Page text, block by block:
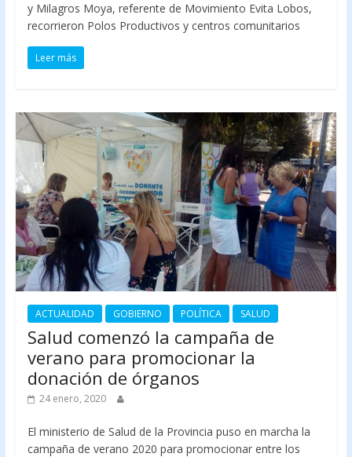
y Milagros Moya, referente de Movimiento Evita Lobos,
recorrieron Polos Productivos y centros comunitarios
Leer más
ACTUALIDAD GOBIERNO POLÍTICA SALUD
Salud comenzó la campaña de
verano para promocionar la
donación de órganos
24 enero, 2020
El ministerio de Salud de la Provincia puso en marcha la
campaña de verano 2020 para promocionar entre los